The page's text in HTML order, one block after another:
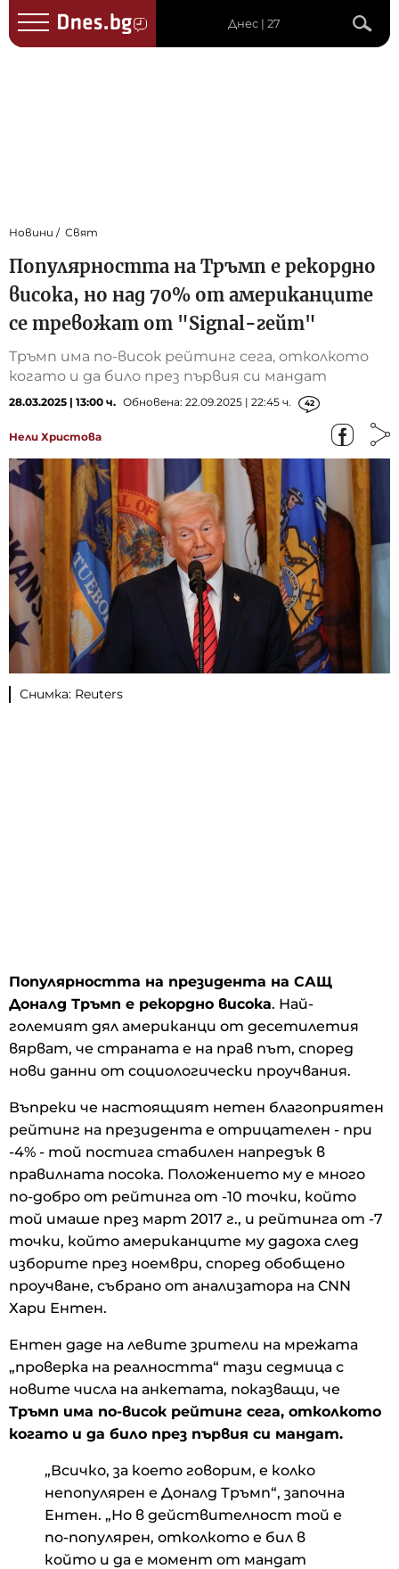
Днес | 27
Новини Свят
Популярността на Тръмп е рекордно
висока, но над 70% от американците
се тревожат от "Signal-гейт"
Тръмп има по-висок рейтинг сега, отколкото
когато и да било през първия си мандат
28.03.2025 | 13:00 ч. Обновена: 22.09.2025 | 22:45 ч. 42
Нели Христова
Снимка: Reuters
Популярността на президента на САЩ
Доналд Тръмп е рекордно висока. Най-
големият дял американци от десетилетия
вярват, че страната е на прав път, според
нови данни от социологически проучвания.
Въпреки че настоящият нетен благоприятен
рейтинг на президента е отрицателен - при
-4% - той постига стабилен напредък в
правилната посока. Положението му е много
по-добро от рейтинга от -10 точки, който
той имаше през март 2017 г., и рейтинга от -7
точки, който американците му дадоха след
изборите през ноември, според обобщено
проучване, събрано от анализатора на CNN
Хари Ентен.
Ентен даде на левите зрители на мрежата
„проверка на реалността“ тази седмица с
новите числа на анкетата, показващи, че
Тръмп има по-висок рейтинг сега, отколкото
когато и да било през първия си мандат.
„Всичко, за което говорим, е колко
непопулярен е Доналд Тръмп“, започна
Ентен. „Но в действителност той е
по-популярен, отколкото е бил в
който и да е момент от мандат